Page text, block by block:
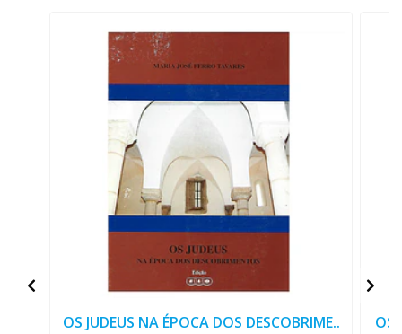
OS JUDEUS NA ÉPOCA DOS DESCOBRIME.. OS